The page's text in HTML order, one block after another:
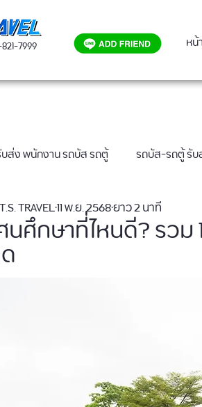
7999 หน้
ส่ง พนักงาน รถบัส รถตู้ รถบัส-รถตู้ รั
ที่นั่ง
นศึกษาที่ไหนดี? รว
TRAVEL11 พ.ย. 2568ยาว 2 นาที